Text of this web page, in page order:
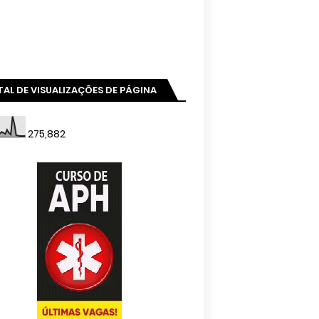
DE VISUALIZAÇÕES DE PÁGINA
275,882